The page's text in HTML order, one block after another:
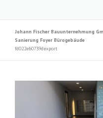
Johann Fischer Bauunternehmung
Sanierung Foyer Bürogebäude
fd022eb0739dexport